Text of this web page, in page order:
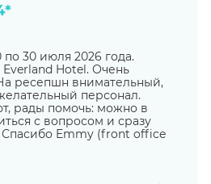
30 июля 2026 года.
Hotel. Очень
ресепшн внимательный,
персонал.
рады помочь: можно в
с вопросом и сразу
Emmy (front office